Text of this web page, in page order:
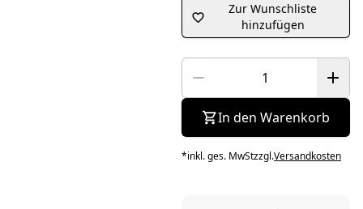
Zur Wunschliste
hinzufügen
In den Warenkorb
*inkl. ges. MwStzzgl.Versandkosten